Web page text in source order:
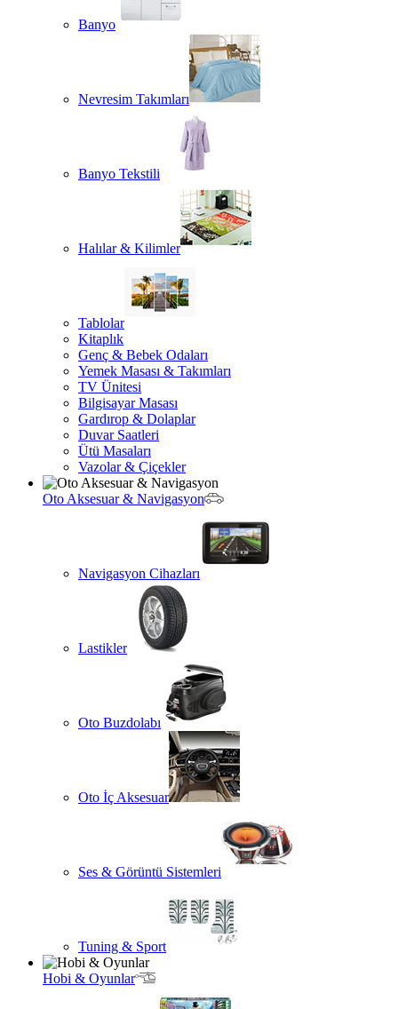
Banyo
Nevresim Takımları
Banyo Tekstili
Halılar & Kilimler
Tablolar
Kitaplık
Genç & Bebek Odaları
Yemek Masası & Takımları
TV Ünitesi
Bilgisayar Masası
Gardırop & Dolaplar
Duvar Saatleri
Ütü Masaları
Vazolar & Çiçekler
Oto Aksesuar & Navigasyon
Navigasyon Cihazları
Lastikler
Oto Buzdolabı
Oto İç Aksesuar
Ses & Görüntü Sistemleri
Tuning & Sport
Hobi & Oyunlar